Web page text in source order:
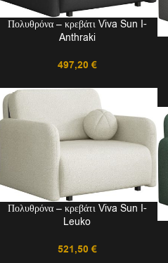
Πολυθρόνα – κρεβάτι Viva Sun I-
Anthraki
497,20 €
Πολυθρόνα – κρεβάτι Viva Sun I-
Leuko
521,50 €